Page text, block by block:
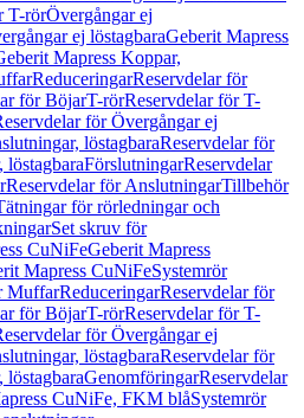
T-rörÖvergångar ej
ej löstagbaraGeberit Mapress
Mapress Koppar,
ReduceringarReservdelar för
för BöjarT-rörReservdelar för T-
för Övergångar ej
löstagbaraReservdelar för
löstagbaraFörslutningarReservdelar
Reservdelar för AnslutningarTillbehör
för rörledningar och
Set skruv för
CuNiFeGeberit Mapress
Mapress CuNiFeSystemrör
MuffarReduceringarReservdelar för
för BöjarT-rörReservdelar för T-
för Övergångar ej
löstagbaraReservdelar för
löstagbaraGenomföringarReservdelar
CuNiFe, FKM blåSystemrör